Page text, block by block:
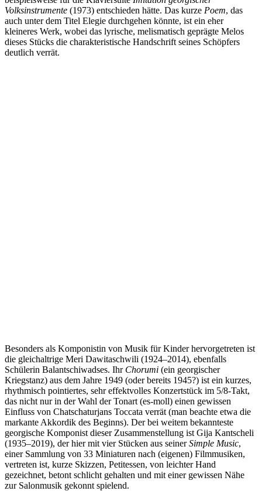
Volksinstrumente (1973) entschieden hätte. Das kurze Poem, das
auch unter dem Titel Elegie durchgehen könnte, ist ein eher
kleineres Werk, wobei das lyrische, melismatisch geprägte Melos
dieses Stücks die charakteristische Handschrift seines Schöpfers
deutlich verrät.
Besonders als Komponistin von Musik für Kinder hervorgetreten ist
die gleichaltrige Meri Dawitaschwili (1924–2014), ebenfalls
Schülerin Balantschiwadses. Ihr Chorumi (ein georgischer
Kriegstanz) aus dem Jahre 1949 (oder bereits 1945?) ist ein kurzes,
rhythmisch pointiertes, sehr effektvolles Konzertstück im 5/8-Takt,
das nicht nur in der Wahl der Tonart (es-moll) einen gewissen
Einfluss von Chatschaturjans Toccata verrät (man beachte etwa die
markante Akkordik des Beginns). Der bei weitem bekannteste
georgische Komponist dieser Zusammenstellung ist Gija Kantscheli
(1935–2019), der hier mit vier Stücken aus seinerSimple Music,
einer Sammlung von 33 Miniaturen nach (eigenen) Filmmusiken,
vertreten ist, kurze Skizzen, Petitessen, von leichter Hand
gezeichnet, betont schlicht gehalten und mit einer gewissen Nähe
zur Salonmusik gekonnt spielend.